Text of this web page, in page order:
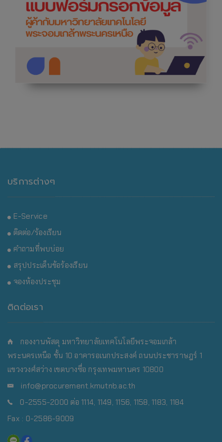
บริการต่างๆ
E-Service
ติดต่อ/ร้องเรียน
คำถามที่พบบ่อย
สรุปประเด็นข้อร้องเรียน
จองห้องประชุม
ติดต่อเรา
กองงานพัสดุ มหาวิทยาลัยเทคโนโลยีพระจอมเกล้า
พระนครเหนือ ชั้น 10 อาคารอเนกประสงค์ ถนนประชาราษฎร์ 1
แขวงวงศ์สว่าง เขตบางซื่อ กรุงเทพมหานคร 10800
info@procurement.kmutnb.ac.th
0-2555-2000 ต่อ 1114, 1149, 1156, 1158, 1183, 1184
Fax : 0-2586-9009